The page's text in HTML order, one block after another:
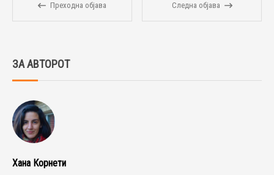
Преходна објава Следна објава
ЗА АВТОРОТ
Хана Корнети